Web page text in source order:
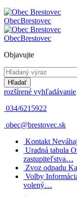
ObecBrestovec
ObecBrestovec
Objavujte
Hľadať
rozšírené vyhľadávanie
034/6215922
obec@brestovec.sk
Kontakt
Uradná tabula
zastupiteľstva…
Zvoz odpadu
Volby
volený…